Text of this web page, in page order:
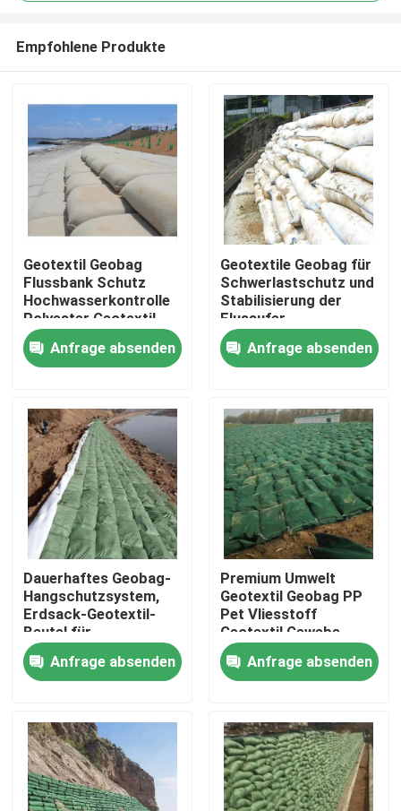
Startseite
Produkte
Videos
VR Show
Über uns
Fabrik Tour
Qualitätskontrolle
Referenzen
Geotextilien Geogrid
Empfohlene Produkte
Geotextil Geobag
Flussbank Schutz
Hochwasserkontrolle
Polyester Geotextil
Geobag Sandbeutel
Großer Geotextil
Geobag zum
Anfrage absenden
Geotextile Geobag für
Schwerlastschutz und
Stabilisierung der
Flussufer
Anfrage absenden
Dauerhaftes Geobag-
Hangschutzsystem,
Erdsack-Geotextil-
Beutel für
Uferbefestigung und
Hochwasserschutz
Anfrage absenden
Premium Umwelt
Geotextil Geobag PP
Pet Vliesstoff
Geotextil Gewebe
Weiße Farbe Geotextil
GeobagAnfrage absenden